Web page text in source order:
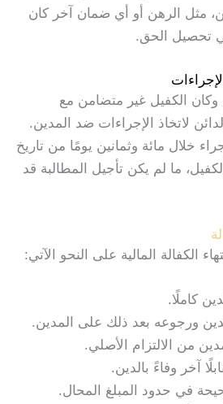
مثل الرهن أو أي ضمان آخر كان
تحصيل الحق.
وكان الكفيل غير متضامن مع
لاتخاذ الإجراءات ضد المدين.
خلال مائة وثمانين يومًا من تاريخ
ما لم يكن تأجيل المطالبة قد
الكفالة المالية على النحو الآتي:
كاملًا.
ورجوعه بعد ذلك على المدين.
من الالتزام الأصلي.
آخر وفاءً بالدين.
في حدود المبلغ المحال.